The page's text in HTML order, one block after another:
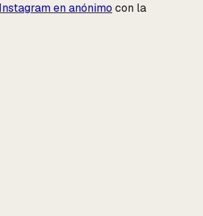
en anónimo con la